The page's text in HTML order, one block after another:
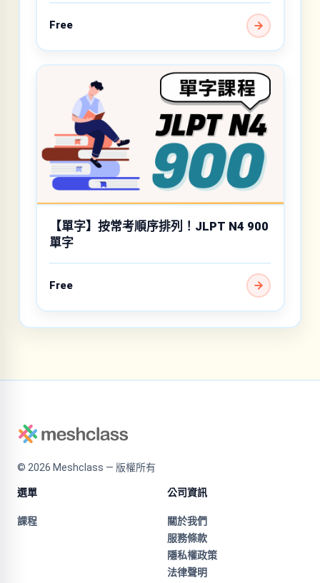
Free
【單字】按常考順序排列！JLPT N4 900
單字
Free
© 2026 Meshclass — 版權所有
選單
課程
公司資訊
關於我們
服務條款
隱私權政策
法律聲明